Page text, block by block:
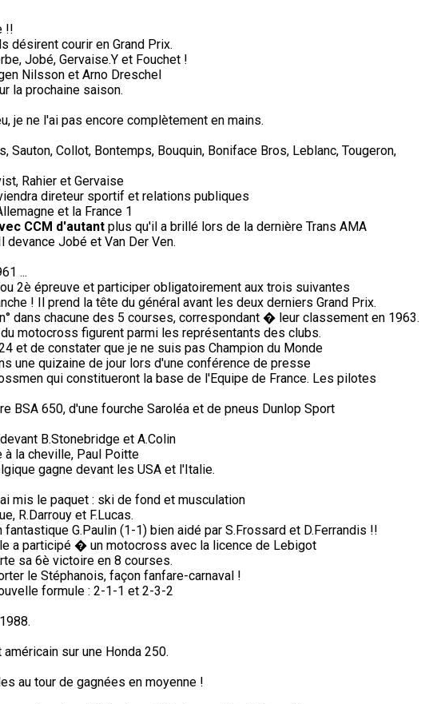
!!
désirent courir en Grand Prix.
Jobé, Gervaise.Y et Fouchet !
Nilsson et Arno Dreschel
la prochaine saison.
je ne l'ai pas encore complètement en mains.
Sauton, Collot, Bontemps, Bouquin, Boniface Bros, Leblanc, Tougeron,
Rahier et Gervaise
direteur sportif et relations publiques
et la France 1
CCM d'autant plus qu'il a brillé lors de la dernière Trans AMA
devance Jobé et Van Der Ven.
...
2è épreuve et participer obligatoirement aux trois suivantes
! Il prend la tête du général avant les deux derniers Grand Prix.
dans chacune des 5 courses, correspondant � leur classement en 1963.
motocross figurent parmi les représentants des clubs.
et de constater que je ne suis pas Champion du Monde
une quizaine de jour lors d'une conférence de presse
qui constitueront la base de l'Equipe de France. Les pilotes
BSA 650, d'une fourche Saroléa et de pneus Dunlop Sport
B.Stonebridge et A.Colin
la cheville, Paul Poitte
gagne devant les USA et l'Italie.
mis le paquet : ski de fond et musculation
R.Darrouy et F.Lucas.
G.Paulin (1-1) bien aidé par S.Frossard et D.Ferrandis !!
a participé � un motocross avec la licence de Lebigot
sa 6è victoire en 8 courses.
le Stéphanois, façon fanfare-carnaval !
formule : 2-1-1 et 2-3-2
sur une Honda 250.
au tour de gagnées en moyenne !